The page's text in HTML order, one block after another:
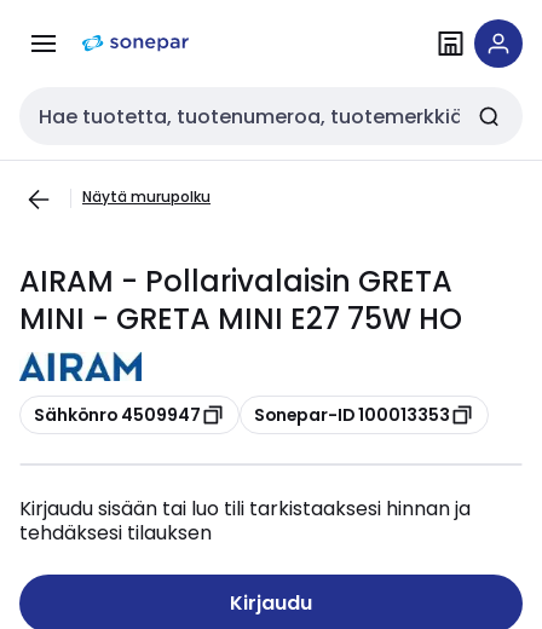
navigointiinsisältöön
Haku
Näytä murupolku
AIRAM - Pollarivalaisin GRETA
MINI - GRETA MINI E27 75W HO
Kopioi
Sähkönro 4509947 Kopioi
Sonepar-ID 100013353
Kirjaudu sisään tai luo tili tarkistaaksesi hinnan ja
tehdäksesi tilauksen
Kirjaudu